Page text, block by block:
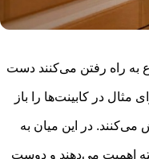
به راه رفتن می‌کنند دست
در کابینت‌ها را باز
در این میان به
اهمیت می‌دهند و دوست